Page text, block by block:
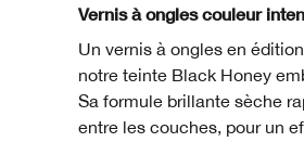
Vernis à ongles couleur
Un vernis à ongles en
notre teinte Black Honey
Sa formule brillante sèche
entre les couches, pour un